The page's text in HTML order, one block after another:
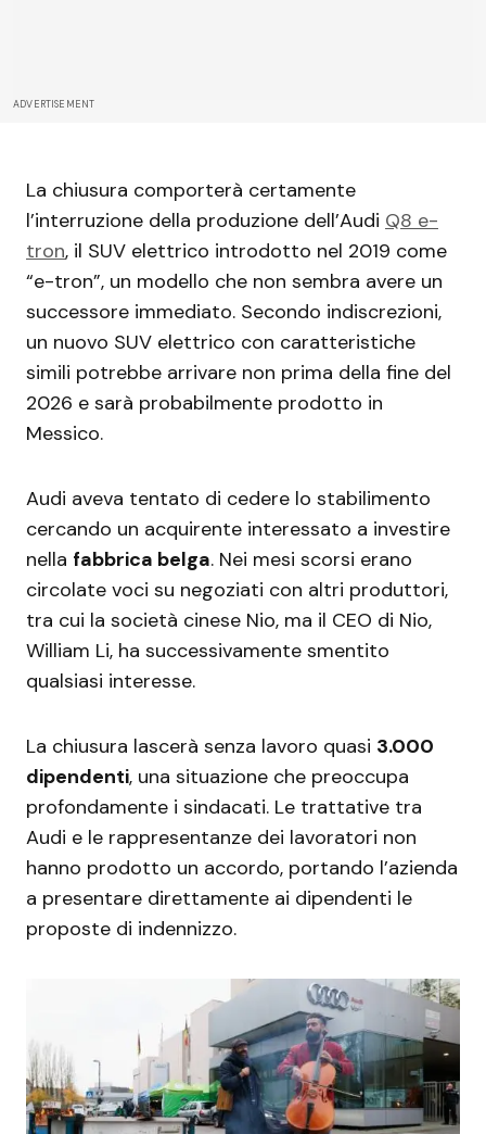
ADVERTISEMENT
La chiusura comporterà certamente
l’interruzione della produzione dell’Audi Q8 e-
tron, il SUV elettrico introdotto nel 2019 come
“e-tron”, un modello che non sembra avere un
successore immediato. Secondo indiscrezioni,
un nuovo SUV elettrico con caratteristiche
simili potrebbe arrivare non prima della fine del
2026 e sarà probabilmente prodotto in
Messico.
Audi aveva tentato di cedere lo stabilimento
cercando un acquirente interessato a investire
nella fabbrica belga. Nei mesi scorsi erano
circolate voci su negoziati con altri produttori,
tra cui la società cinese Nio, ma il CEO di Nio,
William Li, ha successivamente smentito
qualsiasi interesse.
La chiusura lascerà senza lavoro quasi 3.000
dipendenti, una situazione che preoccupa
profondamente i sindacati. Le trattative tra
Audi e le rappresentanze dei lavoratori non
hanno prodotto un accordo, portando l’azienda
a presentare direttamente ai dipendenti le
proposte di indennizzo.